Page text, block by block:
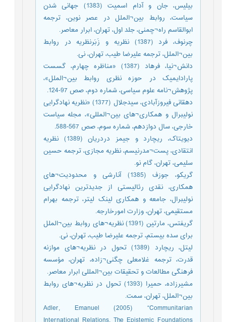
بیلیس، جان و آدام اسمیت (1383) جهانی شدن
سیاست، روابط بین¬الملل در عصر نوین، ترجمه
ابوالقاسم راه¬چمنی، جلد اول، تهران، ابرار معاصر.
چرنوف، فرد (1387) نظریه و زَبَرنظریه در روابط
بین¬الملل، ترجمه علیرضا طیب، تهران، نی.
دانش¬نیا، فرهاد (1387) «مناظره چهارم، گسست
پارادایمیک در حوزه نظری روابط بین¬الملل»،
پژوهش¬نامه علوم سیاسی، شماره دوم، صص 97-124.
دهقانی فیروزآبادی، سیدجلال (1377) «نظریه نهادگرایی
نولیبرال و همکاری¬های بین¬المللی»، مجله سیاست
خارجی، سال دوازدهم، شماره سوم، صص 567-588.
دیویتاک، ریچارد و جیمز دردریان (1389) نظریه
انتقادی، پست¬مدرنیسم، نظریه مجازی، ترجمه حسین
سلیمی، تهران، گام نو.
گریکو، جوزف (1385) آنارشی و محدودیت¬های
همکاری، نقدی رئالیستی از جدیدترین نهادگرایی
نولیبرال، جامعه و همکاری لینک لیتر، ترجمه بهرام
مستقیمی، تهران، وزارت امورخارجه.
گریفتس، مارتین (1391) نظریه¬های روابط بین¬الملل
برای سده بیستم، ترجمه علیرضا طیب، تهران، نی.
لیتل، ریچارد (1389) تحول در نظریه¬های موازنه
قدرت، ترجمه غلامعلی چگنی¬زاده، تهران، مؤسسه
فرهنگی مطالعات و تحقیقات بین¬المللی ابرار معاصر.
مشیرزاده، حمیرا (1393) تحول در نظریه¬های روابط
بین¬الملل، تهران، سمت.
Adler, Emanuel (2005) “Communitarian